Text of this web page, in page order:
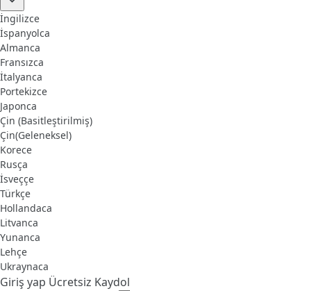
İngilizce
İspanyolca
Almanca
Fransızca
İtalyanca
Portekizce
Japonca
Çin (Basitleştirilmiş)
Çin(Geleneksel)
Korece
Rusça
İsveççe
Türkçe
Hollandaca
Litvanca
Yunanca
Lehçe
Ukraynaca
Giriş yap Ücretsiz Kaydol